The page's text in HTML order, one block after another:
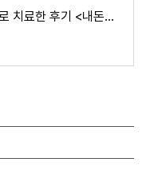
티눈 사마귀 제거 셀프로 치료한 후기 <내돈내산>